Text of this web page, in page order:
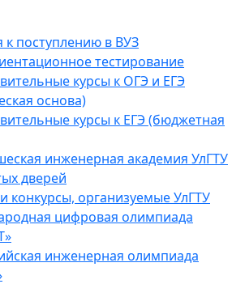
к поступлению в ВУЗ
тестирование
курсы к ОГЭ и ЕГЭ
основа)
курсы к ЕГЭ (бюджетная
инженерная академия УлГТУ
дверей
конкурсы, организуемые УлГТУ
цифровая олимпиада
инженерная олимпиада